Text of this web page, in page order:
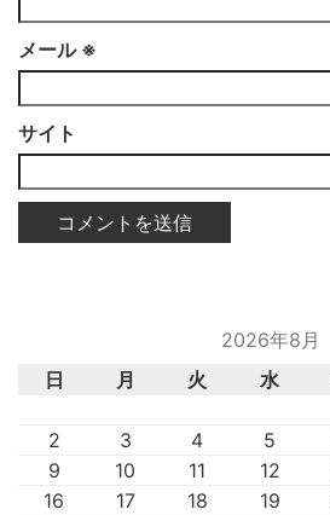
メール ※
サイト
2026年8月
日
月 火 水
2
3 4 5
9
10 11 12
16
17 18 19